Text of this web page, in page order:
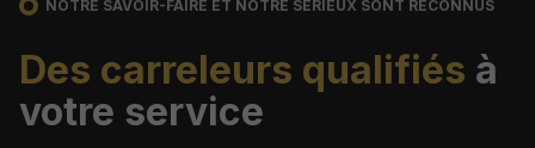
NOTRE SAVOIR-FAIRE ET NOTRE SÉRIEUX SONT RECONNUS
Des carreleurs qualifiés à
votre service